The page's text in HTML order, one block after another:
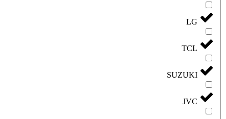
LG
TCL
SUZUKI
JVC